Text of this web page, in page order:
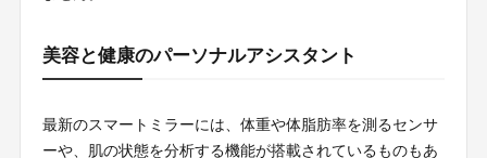
美容と健康のパーソナルアシスタント
最新のスマートミラーには、体重や体脂肪率を測るセンサ
ーや、肌の状態を分析する機能が搭載されているものもあ